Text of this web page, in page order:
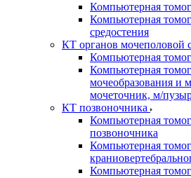
Компьютерная
Компьютерная
средостения
КТ органов мочеполовой
Компьютерная
Компьютерная
мочеобразования и
мочеточник, м/
КТ позвоночника
Компьютерная
позвоночника
Компьютерная
Компьютерная